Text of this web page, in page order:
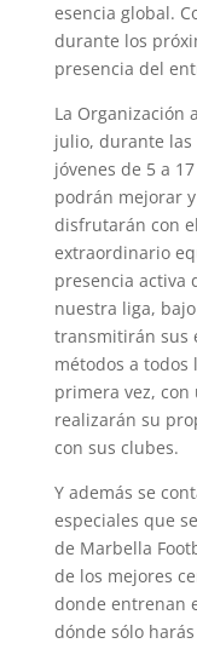
esencia global.
durante los
presencia del
La Organización
julio, durante las
jóvenes de 5 a
podrán mejorar
disfrutarán con
extraordinario
presencia activa
nuestra liga,
transmitirán sus
métodos a todos
primera vez,
realizarán su
con sus clubes.
Y además se
especiales que
de Marbella
de los mejores
donde entrenan
dónde sólo